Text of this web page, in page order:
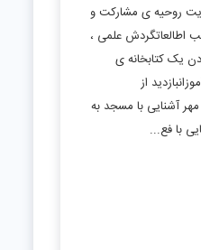
روحیه ی مشارکت و
اطالعاتگردش علمی ،
یک کتابخانه ی
از
آشنایی با مسجد به
با فع...